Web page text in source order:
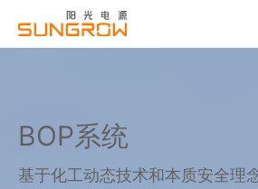
BOP系统
基于化工动态技术和本质安全理